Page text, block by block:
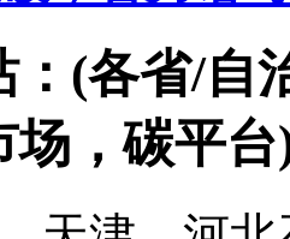
：(各省/自
场，碳平台